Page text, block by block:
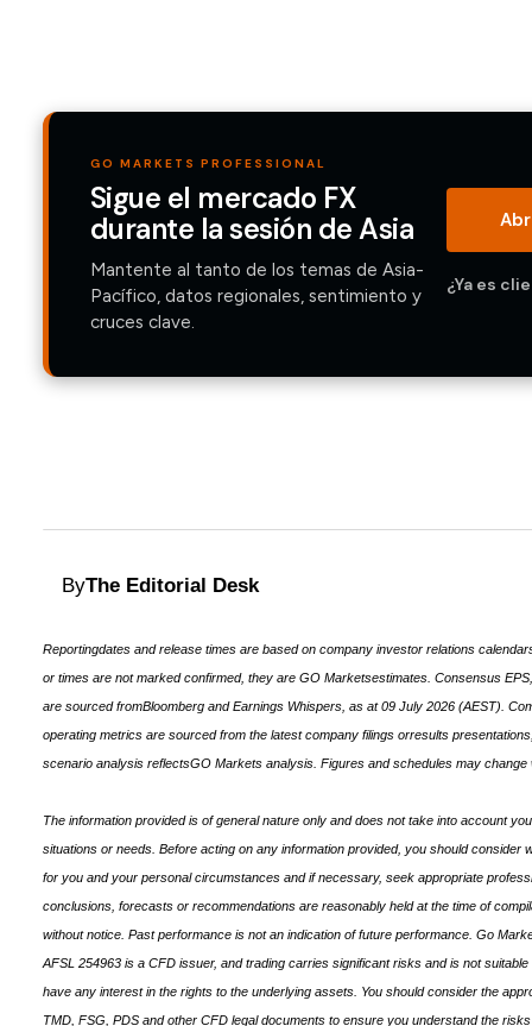
GO MARKETS PROFESSIONAL
Sigue el mercado FX
durante la sesión de Asia
Mantente al tanto de los temas de Asia-
Pacífico, datos regionales, sentimiento y
cruces clave.
¿Ya es
ByThe Editorial Desk
Reportingdates and release times are based on company investor relations
or times are not marked confirmed, they are GO Marketsestimates. Consensus
are sourced fromBloomberg and Earnings Whispers, as at 09 July 2026 (AEST).
operating metrics are sourced from the latest company filings orresults
scenario analysis reflectsGO Markets analysis. Figures and schedules may change
The information provided is of general nature only and does not take into account
situations or needs. Before acting on any information provided, you should consider
for you and your personal circumstances and if necessary, seek appropriate
conclusions, forecasts or recommendations are reasonably held at the time of
without notice. Past performance is not an indication of future performance. Go
AFSL 254963 is a CFD issuer, and trading carries significant risks and is not
have any interest in the rights to the underlying assets. You should consider the
TMD, FSG, PDS and other CFD legal documents to ensure you understand the